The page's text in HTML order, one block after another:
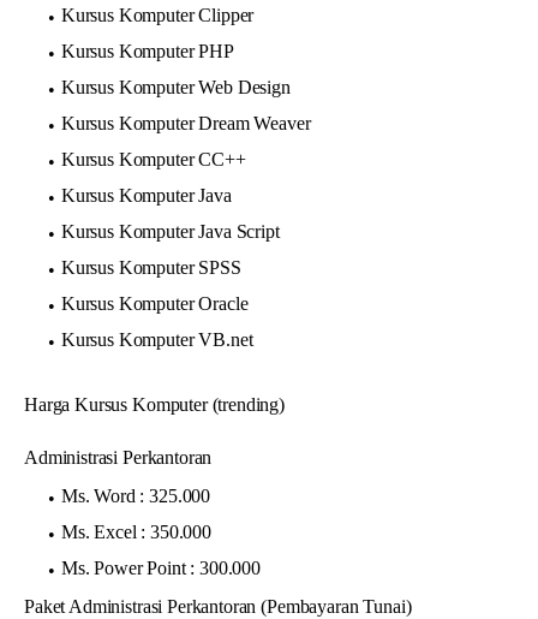
Kursus Komputer Clipper
Kursus Komputer PHP
Kursus Komputer Web Design
Kursus Komputer Dream Weaver
Kursus Komputer CC++
Kursus Komputer Java
Kursus Komputer Java Script
Kursus Komputer SPSS
Kursus Komputer Oracle
Kursus Komputer VB.net
Harga Kursus Komputer (trending)
Administrasi Perkantoran
Ms. Word : 325.000
Ms. Excel : 350.000
Ms. Power Point : 300.000
Paket Administrasi Perkantoran (Pembayaran Tunai)